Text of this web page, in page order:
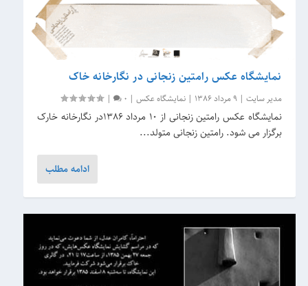
نمایشگاه عکس رامتین زنجانی در نگارخانه خاک
مدیر سایت |9 مرداد 1386 |نمایشگاه عکس |
0
|
نمایشگاه عکس رامتین زنجانی از 10 مرداد 1386در نگارخانه خارک
برگزار می شود. رامتین زنجانی متولد...
ادامه مطلب